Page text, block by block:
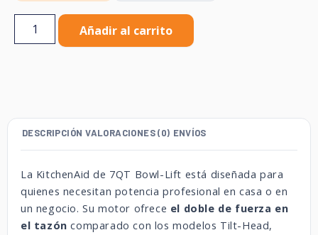
Añadir al carrito
DESCRIPCIÓN VALORACIONES (0) ENVÍOS
La KitchenAid de 7QT Bowl-Lift está diseñada para
quienes necesitan potencia profesional en casa o en
un negocio. Su motor ofrece el doble de fuerza en
el tazón comparado con los modelos Tilt-Head,